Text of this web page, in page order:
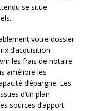
se situe
votre dossier
d’acquisition
les frais de notaire
améliore les
d’épargne. Les
d’un plan
sources d’apport